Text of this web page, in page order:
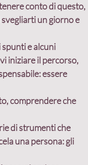
conto di questo,
un giorno e
e alcuni
iniziare il percorso,
essere
comprendere che
di strumenti che
una persona: gli